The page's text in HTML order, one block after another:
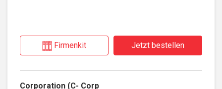
Firmenkit Jetzt bestellen